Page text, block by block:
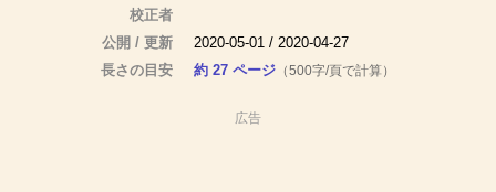
校正者
公開 / 更新
2020-05-01 / 2020-04-27
長さの目安
約 27 ページ （500字/頁で計算）
広告